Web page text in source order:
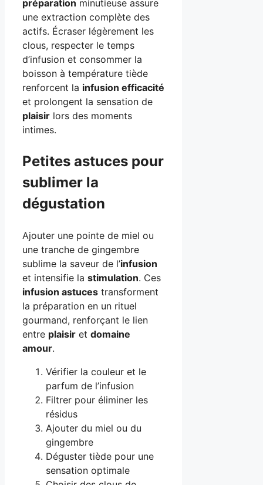
préparation minutieuse assure
une extraction complète des
actifs. Écraser légèrement les
clous, respecter le temps
d’infusion et consommer la
boisson à température tiède
renforcent la infusion efficacité
et prolongent la sensation de
plaisir lors des moments
intimes.
Petites astuces pour
sublimer la
dégustation
Ajouter une pointe de miel ou
une tranche de gingembre
sublime la saveur de l’infusion
et intensifie la stimulation. Ces
infusion astuces transforment
la préparation en un rituel
gourmand, renforçant le lien
entre plaisir et domaine
amour.
Vérifier la couleur et le
parfum de l’infusion
Filtrer pour éliminer les
résidus
Ajouter du miel ou du
gingembre
Déguster tiède pour une
sensation optimale